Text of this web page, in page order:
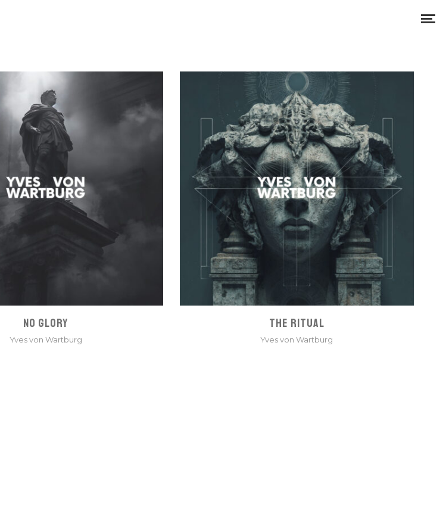
NO GLORY
Yves von Wartburg
THE RITUAL
Yves von Wartburg